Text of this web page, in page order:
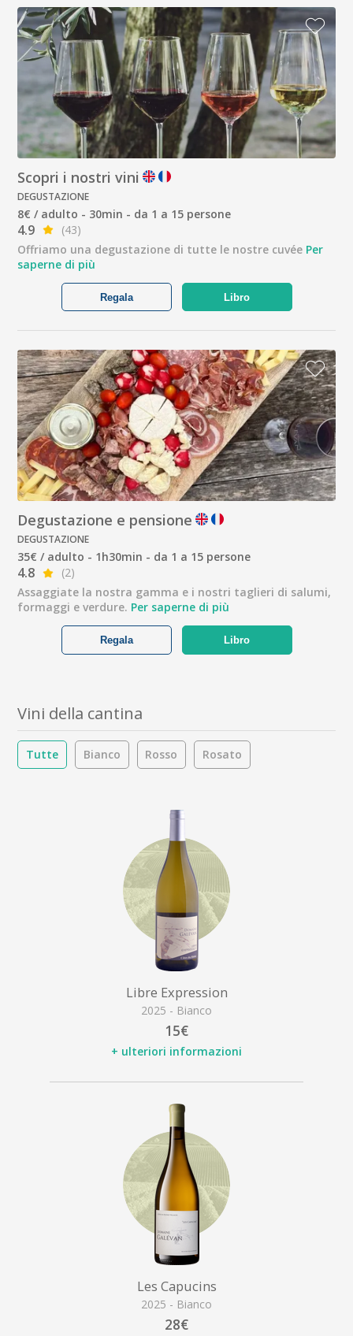
Scopri i nostri vini
DEGUSTAZIONE
8€ / adulto - 30min - da 1 a 15 persone
4.9
(43)
Offriamo una degustazione di tutte le nostre cuvée Per
saperne di più
Libro
Regala
Degustazione e pensione
DEGUSTAZIONE
35€ / adulto - 1h30min - da 1 a 15 persone
4.8
(2)
Assaggiate la nostra gamma e i nostri taglieri di salumi,
formaggi e verdure. Per saperne di più
Libro
Regala
Vini della cantina
Tutte Bianco Rosso Rosato
Libre Expression
2025 - Bianco
15€
+ ulteriori informazioni
Les Capucins
2025 - Bianco
28€